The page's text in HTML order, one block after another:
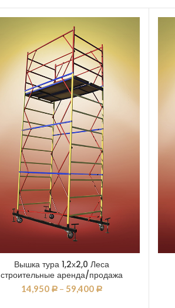
Вышка тура 1,2х2,0 Леса
строительные аренда/продажа
14,950 Р– 59,400 Р